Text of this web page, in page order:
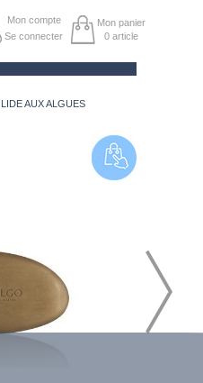
Mon compte
Se connecter
Mon panier
0 article
AUX ALGUES